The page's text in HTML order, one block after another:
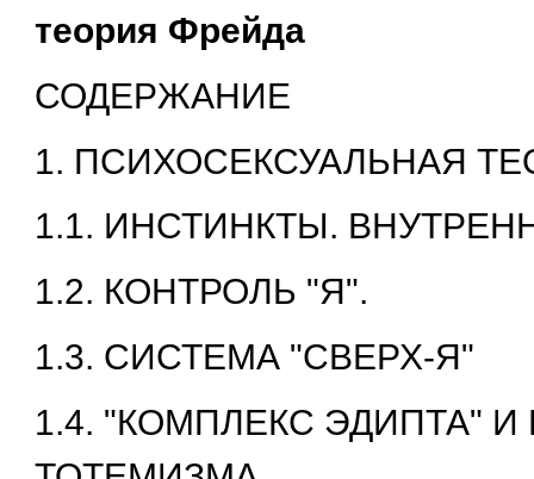
теория Фрейда
СОДЕРЖАНИЕ
1. ПСИХОСЕКСУАЛЬНАЯ
1.1. ИНСТИНКТЫ.
1.2. КОНТРОЛЬ "Я".
1.3. СИСТЕМА "СВЕРХ-Я"
1.4. "КОМПЛЕКС ЭДИПТА" И